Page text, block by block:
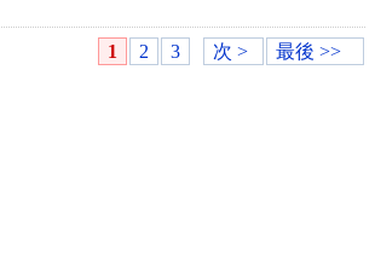
1 2 3 次 > 最後 >>